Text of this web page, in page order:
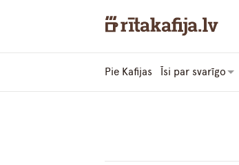
Pie Kafijas Īsi par svarīgo